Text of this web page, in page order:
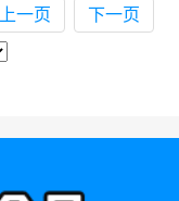
上一页
下一页